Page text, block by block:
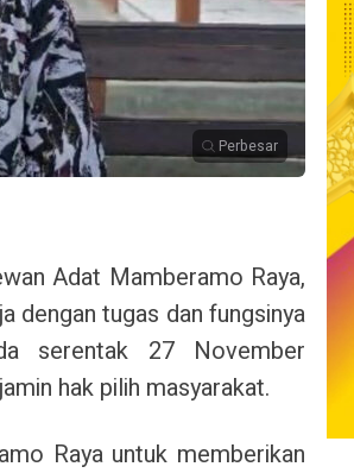
Perbesar
Adat Mamberamo Raya,
dengan tugas dan fungsinya
serentak 27 November
hak pilih masyarakat.
Raya untuk memberikan